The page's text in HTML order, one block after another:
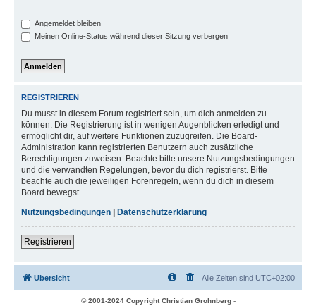
Angemeldet bleiben
Meinen Online-Status während dieser Sitzung verbergen
REGISTRIEREN
Du musst in diesem Forum registriert sein, um dich anmelden zu
können. Die Registrierung ist in wenigen Augenblicken erledigt und
ermöglicht dir, auf weitere Funktionen zuzugreifen. Die Board-
Administration kann registrierten Benutzern auch zusätzliche
Berechtigungen zuweisen. Beachte bitte unsere Nutzungsbedingungen
und die verwandten Regelungen, bevor du dich registrierst. Bitte
beachte auch die jeweiligen Forenregeln, wenn du dich in diesem
Board bewegst.
Nutzungsbedingungen
Datenschutzerklärung
Registrieren
Übersicht Alle Zeiten sind UTC+02:00
© 2001-2024 Copyright Christian Grohnberg-